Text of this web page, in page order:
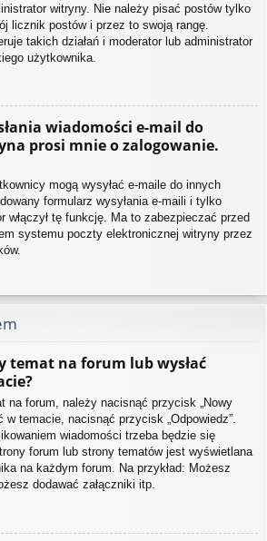
witryny. Nie należy pisać postów tylko
licznik postów i przez to swoją rangę.
takich działań i moderator lub administrator
użytkownika.
wiadomości e-mail do
prosi mnie o zalogowanie.
mogą wysyłać e-maile do innych
formularz wysyłania e-maili i tylko
włączył tę funkcję. Ma to zabezpieczać przed
systemu poczty elektronicznej witryny przez
temat na forum lub wysłać
na forum, należy nacisnąć przycisk „Nowy
w temacie, nacisnąć przycisk „Odpowiedz”.
wiadomości trzeba będzie się
forum lub strony tematów jest wyświetlana
na każdym forum. Na przykład: Możesz
dodawać załączniki itp.